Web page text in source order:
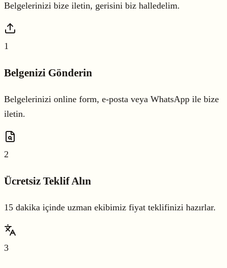
Belgelerinizi bize iletin, gerisini biz halledelim.
1
Belgenizi Gönderin
Belgelerinizi online form, e-posta veya WhatsApp ile bize
iletin.
2
Ücretsiz Teklif Alın
15 dakika içinde uzman ekibimiz fiyat teklifinizi hazırlar.
3